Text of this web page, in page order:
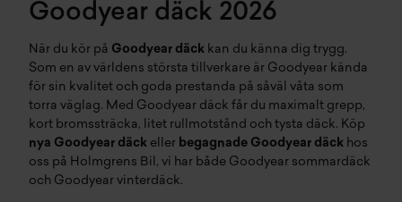
Goodyear däck 2026
När du kör på Goodyear däck kan du känna dig trygg.
Som en av världens största tillverkare är Goodyear kända
för sin kvalitet och goda prestanda på såväl våta som
torra väglag. Med Goodyear däck får du maximalt grepp,
kort bromssträcka, litet rullmotstånd och tysta däck. Köp
nya Goodyear däck eller begagnade Goodyear däck hos
oss på Holmgrens Bil, vi har både Goodyear sommardäck
och Goodyear vinterdäck.